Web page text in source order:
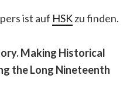
ist auf HSKzu finden.
Making Historical
the Long Nineteenth